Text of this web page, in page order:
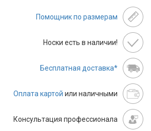
Помощник по размерам
Носки есть в наличии!
Бесплатная доставка*
Оплата картой или наличными
Консультация профессионала